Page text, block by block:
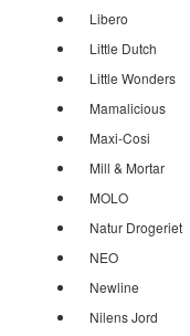
Libero
Little Dutch
Little Wonders
Mamalicious
Maxi-Cosi
Mill & Mortar
MOLO
Natur Drogeriet
NEO
Newline
Nilens Jord